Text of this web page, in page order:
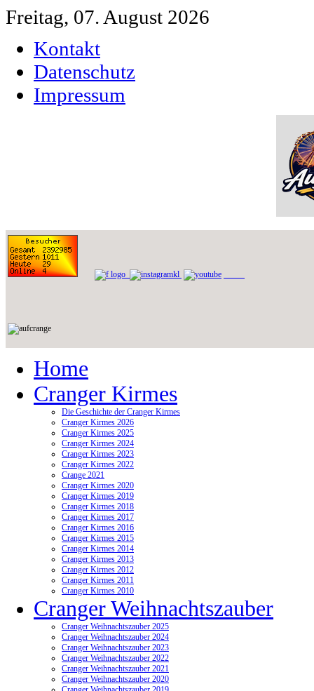
Freitag, 07. August 2026
Kontakt
Datenschutz
Impressum
Home
Cranger Kirmes
Die Geschichte der Cranger Kirmes
Cranger Kirmes 2026
Cranger Kirmes 2025
Cranger Kirmes 2024
Cranger Kirmes 2023
Cranger Kirmes 2022
Crange 2021
Cranger Kirmes 2020
Cranger Kirmes 2019
Cranger Kirmes 2018
Cranger Kirmes 2017
Cranger Kirmes 2016
Cranger Kirmes 2015
Cranger Kirmes 2014
Cranger Kirmes 2013
Cranger Kirmes 2012
Cranger Kirmes 2011
Cranger Kirmes 2010
Cranger Weihnachtszauber
Cranger Weihnachtszauber 2025
Cranger Weihnachtszauber 2024
Cranger Weihnachtszauber 2023
Cranger Weihnachtszauber 2022
Cranger Weihnachtszauber 2021
Cranger Weihnachtszauber 2020